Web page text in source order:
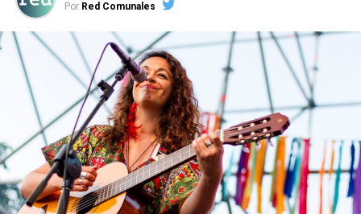
Por Red Comunales